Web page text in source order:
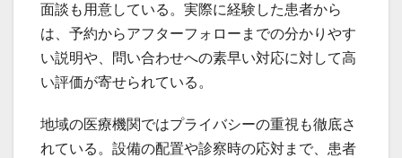
面談も用意している。実際に経験した患者から
は、予約からアフターフォローまでの分かりやす
い説明や、問い合わせへの素早い対応に対して高
い評価が寄せられている。
地域の医療機関ではプライバシーの重視も徹底さ
れている。設備の配置や診察時の応対まで、患者